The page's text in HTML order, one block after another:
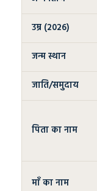
उम्र (2026)
जन्म स्थान
जाति/समुदाय
पिता का नाम
माँ का नाम